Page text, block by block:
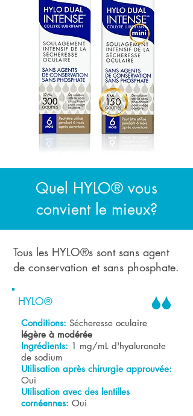
Quel HYLO® vous
convient le mieux?
Tous les HYLO®s sont sans agent
de conservation et sans phosphate.
HYLO®
Conditions: Sécheresse oculaire
légère à modérée
Ingrédients: 1 mg/mL d'hyaluronate
de sodium
Utilisation après chirurgie approuvée:
Oui
Utilisation avec des lentilles
cornéennes: Oui